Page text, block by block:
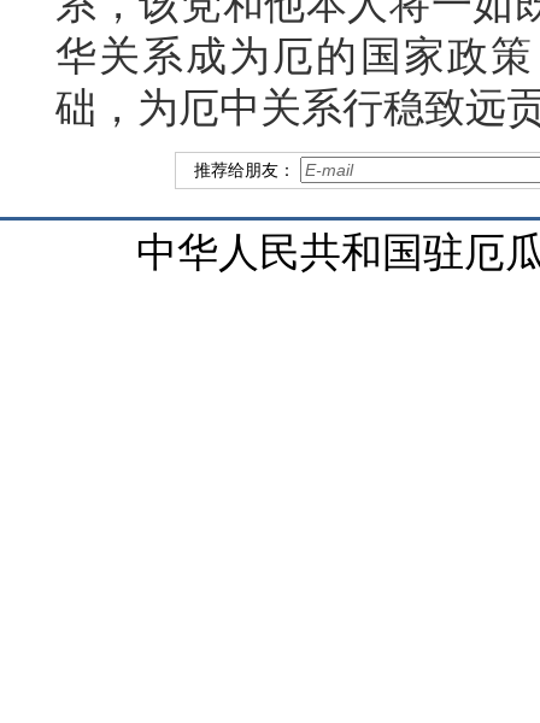
华关系成为厄的国家政
础，为厄中关系行稳致远
推荐给朋友：
中华人民共和国驻厄